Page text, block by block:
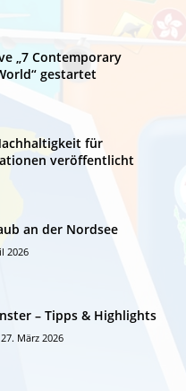
„7 Contemporary
gestartet
für
veröffentlicht
an der Nordsee
2026
– Tipps & Highlights
27. März 2026